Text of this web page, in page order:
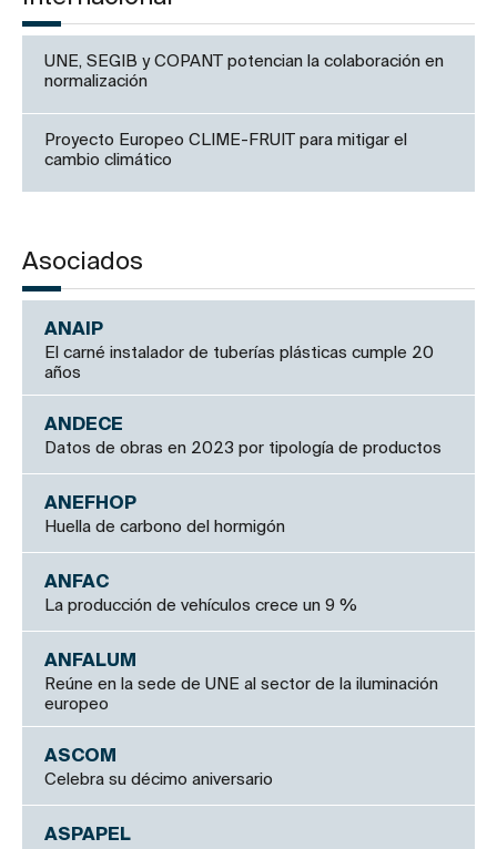
UNE, SEGIB y COPANT potencian la colaboración en
normalización
Proyecto Europeo CLIME-FRUIT para mitigar el
cambio climático
Asociados
ANAIP
El carné instalador de tuberías plásticas cumple 20
años
ANDECE
Datos de obras en 2023 por tipología de productos
ANEFHOP
Huella de carbono del hormigón
ANFAC
La producción de vehículos crece un 9 %
ANFALUM
Reúne en la sede de UNE al sector de la iluminación
europeo
ASCOM
Celebra su décimo aniversario
ASPAPEL